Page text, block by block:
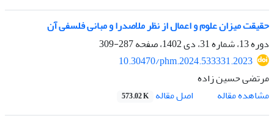
حقیقت میزان علوم و اعمال از نظر ملاصدرا و مبانی فلسفی آن
دوره 13، شماره 31، دی 1402، صفحه
287-309
10.30470/phm.2024.533331.2023
مرتضی حسین زاده
مشاهده مقاله
اصل مقاله 573.02 K